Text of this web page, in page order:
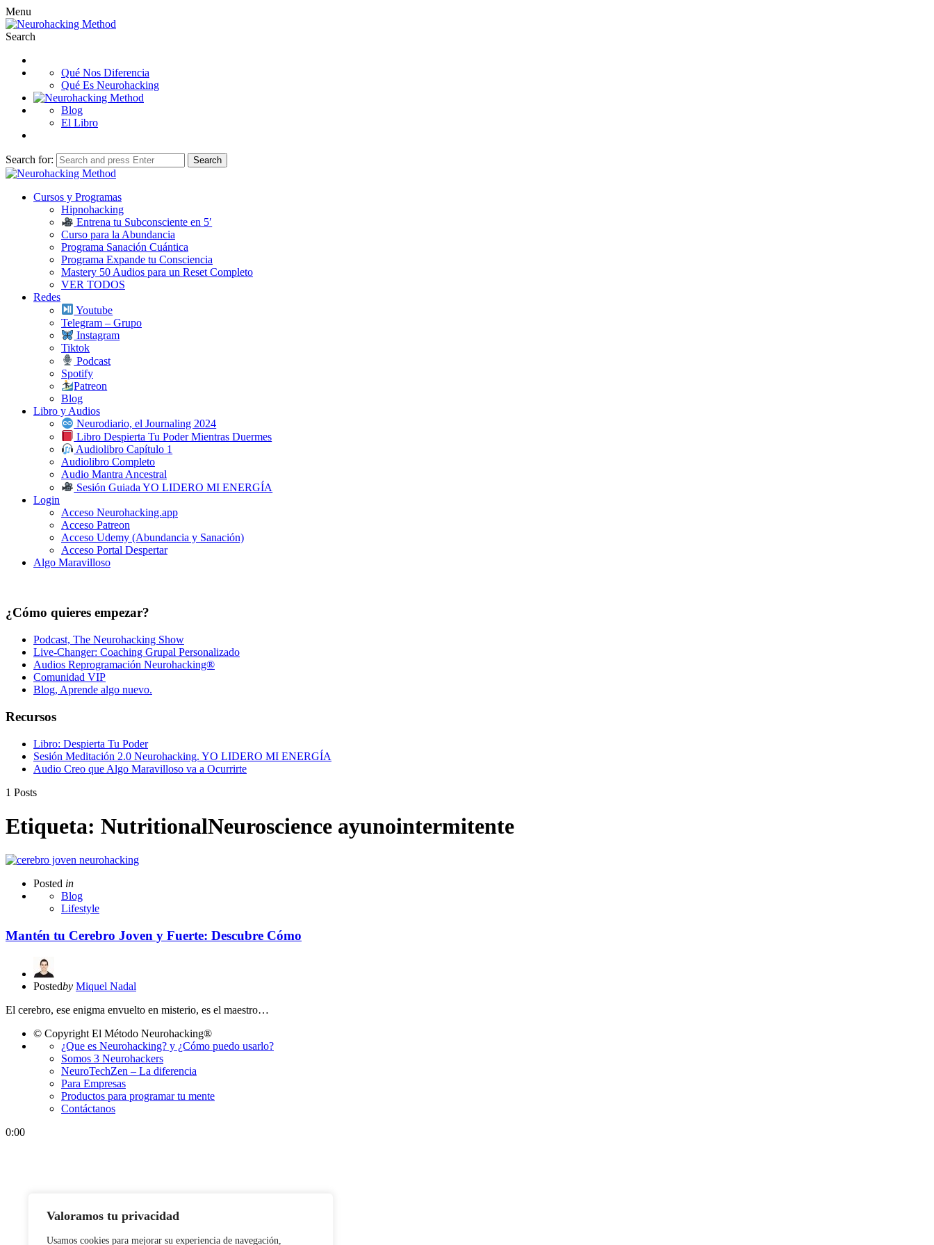
Valoramos tu privacidad
Usamos cookies para mejorar su experiencia de navegación,
Menu
Search
Qué Nos Diferencia
Qué Es Neurohacking
Blog
El Libro
Search for: Search
Cursos y Programas
Hipnohacking
Entrena tu Subconsciente en 5′
Curso para la Abundancia
Programa Sanación Cuántica
Programa Expande tu Consciencia
Mastery 50 Audios para un Reset Completo
VER TODOS
Redes
Youtube
Telegram – Grupo
Instagram
Tiktok
Podcast
Spotify
Patreon
Blog
Libro y Audios
Neurodiario, el Journaling 2024
Libro Despierta Tu Poder Mientras Duermes
Audiolibro Capítulo 1
Audiolibro Completo
Audio Mantra Ancestral
Sesión Guiada YO LIDERO MI ENERGÍA
Login
Acceso Neurohacking.app
Acceso Patreon
Acceso Udemy (Abundancia y Sanación)
Acceso Portal Despertar
Algo Maravilloso
¿Cómo quieres empezar?
Podcast, The Neurohacking Show
Live-Changer: Coaching Grupal Personalizado
Audios Reprogramación Neurohacking®
Comunidad VIP
Blog, Aprende algo nuevo.
Recursos
Libro: Despierta Tu Poder
Sesión Meditación 2.0 Neurohacking. YO LIDERO MI ENERGÍA
Audio Creo que Algo Maravilloso va a Ocurrirte
1 Posts
Etiqueta: NutritionalNeuroscience ayunointermitente
Posted in
Blog
Lifestyle
Mantén tu Cerebro Joven y Fuerte: Descubre Cómo
Postedby Miquel Nadal
El cerebro, ese enigma envuelto en misterio, es el maestro…
© Copyright El Método Neurohacking®
¿Que es Neurohacking? y ¿Cómo puedo usarlo?
Somos 3 Neurohackers
NeuroTechZen – La diferencia
Para Empresas
Productos para programar tu mente
Contáctanos
0:00